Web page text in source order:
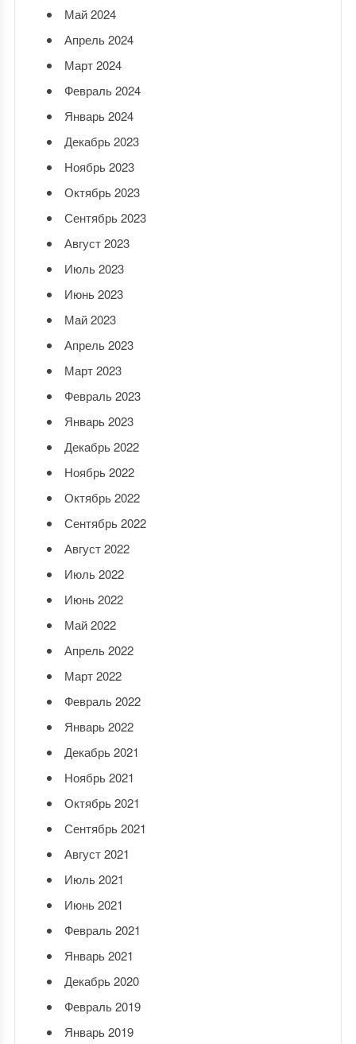
Май 2024
Апрель 2024
Март 2024
Февраль 2024
Январь 2024
Декабрь 2023
Ноябрь 2023
Октябрь 2023
Сентябрь 2023
Август 2023
Июль 2023
Июнь 2023
Май 2023
Апрель 2023
Март 2023
Февраль 2023
Январь 2023
Декабрь 2022
Ноябрь 2022
Октябрь 2022
Сентябрь 2022
Август 2022
Июль 2022
Июнь 2022
Май 2022
Апрель 2022
Март 2022
Февраль 2022
Январь 2022
Декабрь 2021
Ноябрь 2021
Октябрь 2021
Сентябрь 2021
Август 2021
Июль 2021
Июнь 2021
Февраль 2021
Январь 2021
Декабрь 2020
Февраль 2019
Январь 2019